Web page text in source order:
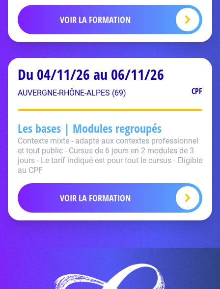
VOIR LA FORMATION
Du 04/11/26 au 06/11/26
AUVERGNE-RHÔNE-ALPES (69) CPF
Les bases | Modules regroupés
Contexte mixte - adapté aux contextes professionnel
et tout public - Cursus de 6 jours en 2 modules de 3
jours - Le tarif indiqué est pour tout le cursus - Eligible
au CPF
VOIR LA FORMATION